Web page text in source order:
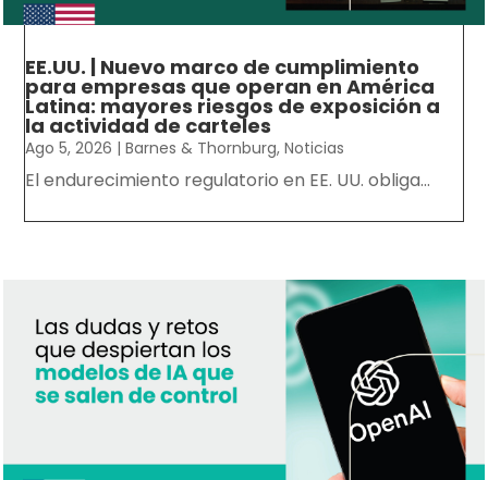
EE.UU. | Nuevo marco de cumplimiento
para empresas que operan en América
Latina: mayores riesgos de exposición a
la actividad de carteles
Ago 5, 2026 |Barnes & Thornburg,Noticias
El endurecimiento regulatorio en EE. UU. obliga...